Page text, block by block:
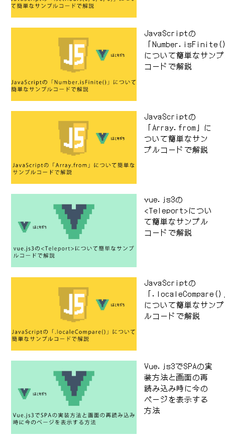
JavaScriptの
「
について簡単なサン
コードで解説
JavaScriptの
「Array.from」に
ついて簡単なサン
プルコードで解説
vue.js3の
<Teleport>につい
て簡単なサンプル
コードで解説
JavaScriptの
「.localeCompare()
について簡単なサンプ
ルコードで解説
Vue.js3でSPAの実
装方法と画面の再
読み込み時に今の
ページを表示する
方法